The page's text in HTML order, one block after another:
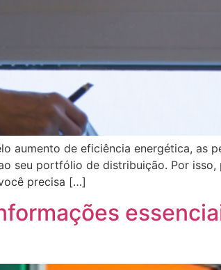
aumento de eficiência energética, as
seu portfólio de distribuição. Por
precisa […]